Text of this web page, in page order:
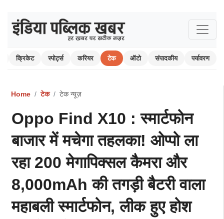
क्रिकेट स्पोर्ट्स करियर टेक ऑटो संपादकीय पर्यावरण
Home टेक टेक न्यूज़
Oppo Find X10 : स्मार्टफोन
बाजार में मचेगा तहलका! ओप्पो ला
रहा 200 मेगापिक्सल कैमरा और
8,000mAh की तगड़ी बैटरी वाला
महाबली स्मार्टफोन, लीक हुए होश